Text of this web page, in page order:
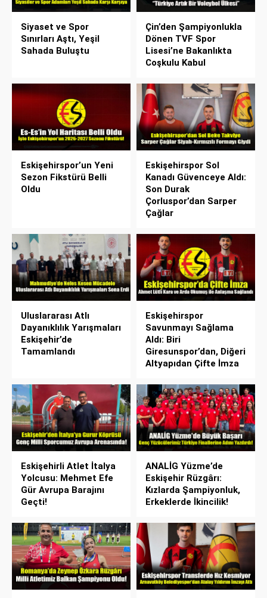
Siyaset ve Spor
Sınırları Aştı, Yeşil
Sahada Buluştu
Çin’den Şampiyonlukla
Dönen TVF Spor
Lisesi’ne Bakanlıkta
Coşkulu Kabul
Eskişehirspor’un Yeni
Sezon Fikstürü Belli
Oldu
Eskişehirspor Sol
Kanadı Güvenceye Aldı:
Son Durak
Çorluspor’dan Sarper
Çağlar
Uluslararası Atlı
Dayanıklılık Yarışmaları
Eskişehir’de
Tamamlandı
Eskişehirspor
Savunmayı Sağlama
Aldı: Biri
Giresunspor’dan, Diğeri
Altyapıdan Çifte İmza
Eskişehirli Atlet İtalya
Yolcusu: Mehmet Efe
Gür Avrupa Barajını
Geçti!
ANALİG Yüzme’de
Eskişehir Rüzgârı:
Kızlarda Şampiyonluk,
Erkeklerde İkincilik!